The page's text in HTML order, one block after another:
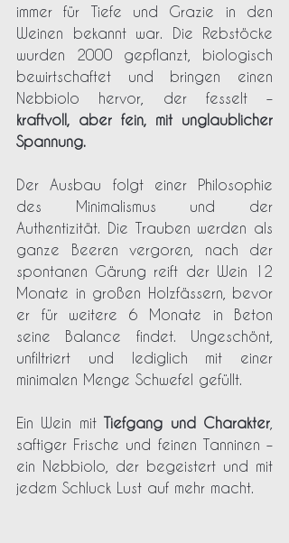
immer für Tiefe und Grazie in den
Weinen bekannt war. Die Rebstöcke
wurden 2000 gepflanzt, biologisch
bewirtschaftet und bringen einen
kraftvoll, aber fein, mit unglaublicher
Spannung.
Der Ausbau folgt einer Philosophie
des Minimalismus und der
Authentizität. Die Trauben werden als
ganze Beeren vergoren, nach der
spontanen Gärung reift der Wein 12
Monate in großen Holzfässern, bevor
er für weitere 6 Monate in Beton
seine Balance findet. Ungeschönt,
unfiltriert und lediglich mit einer
minimalen Menge Schwefel gefüllt.
Ein Wein mit Tiefgang und Charakter
saftiger Frische und feinen Tanninen –
ein Nebbiolo, der begeistert und mit
jedem Schluck Lust auf mehr macht.